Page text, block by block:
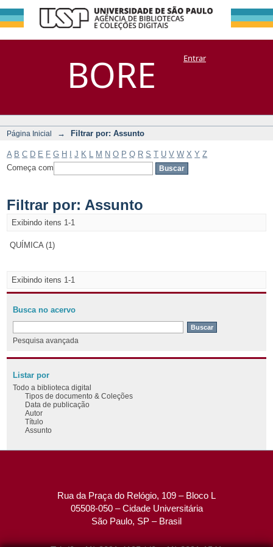
BORE
Filtrar por:
Assunto
DSpace/Manakin + CoriscoEntrar
Página Inicial → Filtrar por: Assunto
A B C D E F G H J K M N O P Q R S T U V W X Y Z
Começa com
Filtrar por: Assunto
Exibindo itens 1-1
QUÍMICA (1)
Exibindo itens 1-1
Busca no acervo
Pesquisa avançada
Listar por
Todo a biblioteca digital
Tipos de documento & Coleções
Data de publicação
Autor
Título
Assunto
Rua da Praça do Relógio, 109 – Bloco L
05508-050 – Cidade Universitária
São Paulo, SP – Brasil